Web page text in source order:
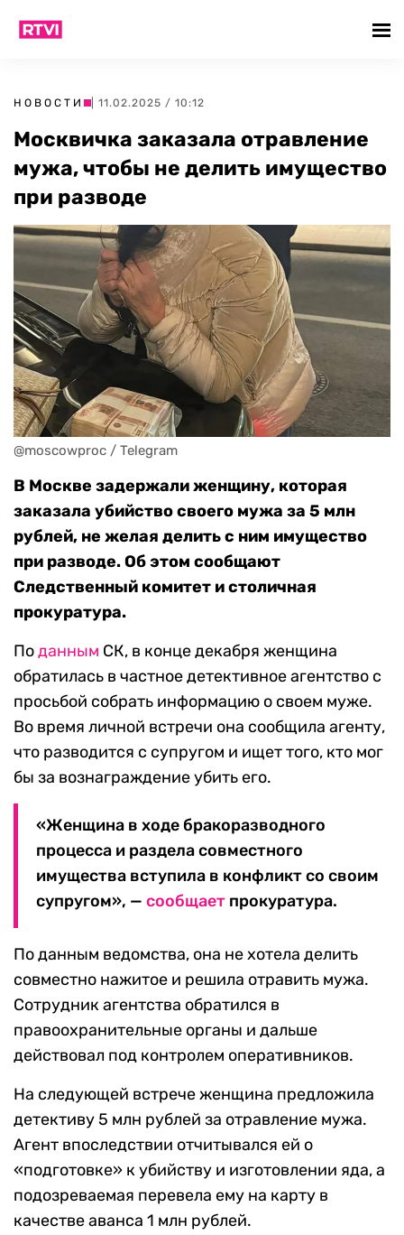
НОВОСТИ | 11.02.2025 / 10:12
Москвичка заказала отравление
мужа, чтобы не делить имущество
при разводе
@moscowproc / Telegram
В Москве задержали женщину, которая
заказала убийство своего мужа за 5 млн
рублей, не желая делить с ним имущество
при разводе. Об этом сообщают
Следственный комитет и столичная
прокуратура.
Поданным СК, в конце декабря женщина
обратилась в частное детективное агентство с
просьбой собрать информацию о своем муже.
Во время личной встречи она сообщила агенту,
что разводится с супругом и ищет того, кто мог
бы за вознаграждение убить его.
«Женщина в ходе бракоразводного
процесса и раздела совместного
имущества вступила в конфликт со своим
супругом», — сообщает прокуратура.
По данным ведомства, она не хотела делить
совместно нажитое и решила отравить мужа.
Сотрудник агентства обратился в
правоохранительные органы и дальше
действовал под контролем оперативников.
На следующей встрече женщина предложила
детективу 5 млн рублей за отравление мужа.
Агент впоследствии отчитывался ей о
«подготовке» к убийству и изготовлении яда, а
подозреваемая перевела ему на карту в
качестве аванса 1 млн рублей.